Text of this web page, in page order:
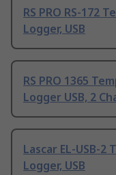
RS PRO RS-172
Logger, USB
RS PRO 1365
Logger USB, 2
Lascar EL-USB-
Logger, USB